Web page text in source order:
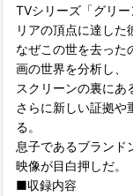
TVシリーズ「グリ
リアの頂点に達した
なぜこの世を去った
画の世界を分析し、
スクリーンの裏にあ
さらに新しい証拠や
る。
息子であるブランド
映像が目白押しだ。
■収録内容